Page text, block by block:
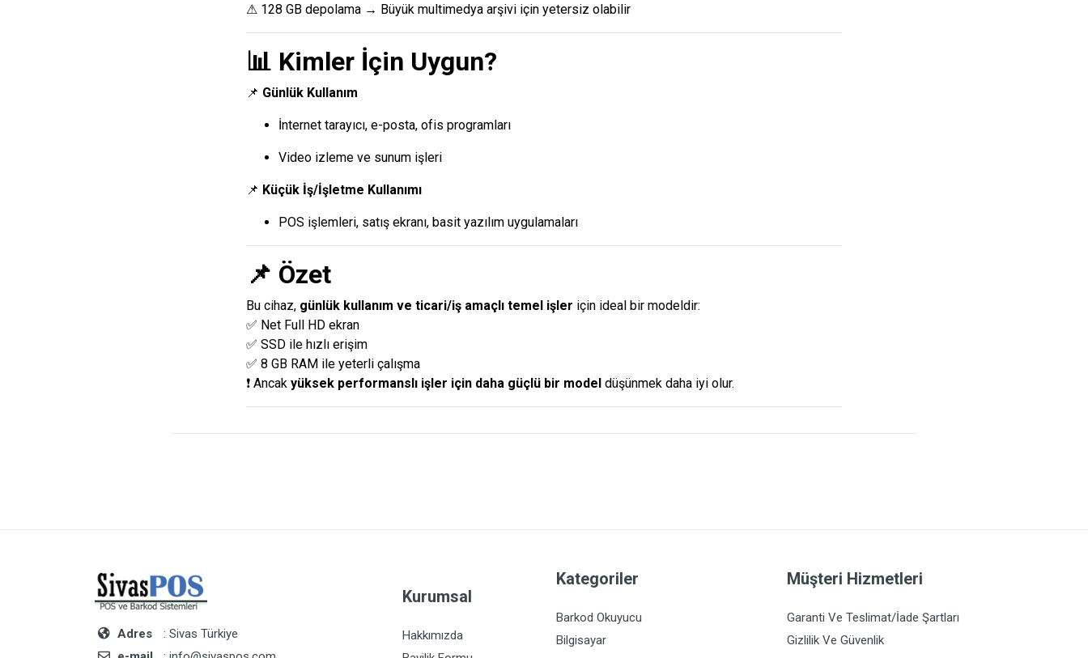
⚠ 128 GB depolama → Büyük multimedya arşivi için yetersiz olabilir
📊 Kimler İçin Uygun?
📌 Günlük Kullanım
İnternet tarayıcı, e-posta, ofis programları
Video izleme ve sunum işleri
📌 Küçük İş/İşletme Kullanımı
POS işlemleri, satış ekranı, basit yazılım uygulamaları
📌 Özet
Bu cihaz, günlük kullanım ve ticari/iş amaçlı temel işler için ideal bir modeldir:
✅ Net Full HD ekran
✅ SSD ile hızlı erişim
✅ 8 GB RAM ile yeterli çalışma
❗ Ancak yüksek performanslı işler için daha güçlü bir modeldüşünmek daha iyi olur.
Adres
: Sivas Türkiye
Kurumsal
Hakkımızda
Kategoriler
Barkod Okuyucu
Bilgisayar
Müşteri Hizmetleri
Garanti Ve Teslimat/İade Şartları
Gizlilik Ve Güvenlik